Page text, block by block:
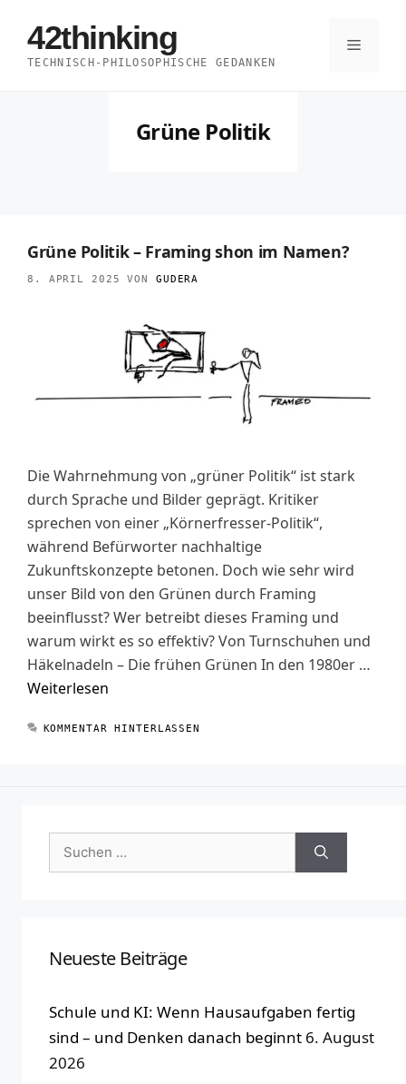
Inhalt
springen
42thinking
TECHNISCH-PHILOSOPHISCHE GEDANKEN
Menü
Grüne Politik
Grüne Politik – Framing shon im Namen?
8. APRIL 2025 VON GUDERA
Die Wahrnehmung von „grüner Politik“ ist stark
durch Sprache und Bilder geprägt. Kritiker
sprechen von einer „Körnerfresser-Politik“,
während Befürworter nachhaltige
Zukunftskonzepte betonen. Doch wie sehr wird
unser Bild von den Grünen durch Framing
beeinflusst? Wer betreibt dieses Framing und
warum wirkt es so effektiv? Von Turnschuhen und
Häkelnadeln – Die frühen Grünen In den 1980er …
Weiterlesen
KOMMENTAR HINTERLASSEN
Suchen
nach:
Neueste Beiträge
Schule und KI: Wenn Hausaufgaben fertig
sind – und Denken danach beginnt 6. August
2026